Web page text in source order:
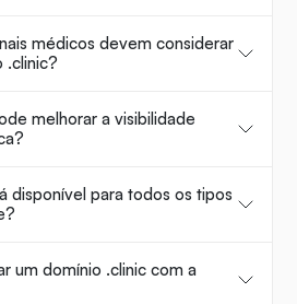
médicos devem considerar
.clinic?
melhorar a visibilidade
disponível para todos os tipos
um domínio .clinic com a